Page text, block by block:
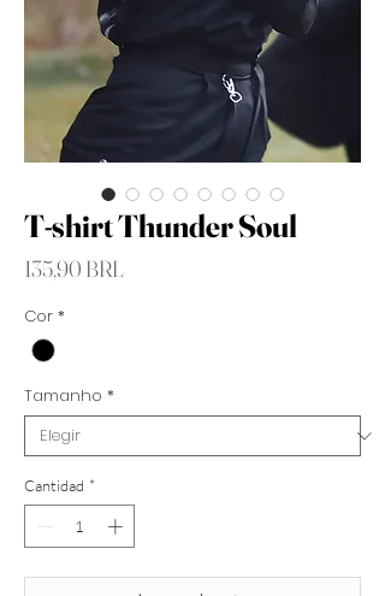
T-shirt Thunder Soul
135,90 BRLPrecio
Cor *
Tamanho *
Cantidad *